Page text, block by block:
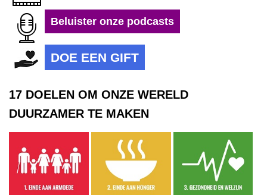
Beluister onze podcasts
DOE EEN GIFT
17 DOELEN OM ONZE WERELD
DUURZAMER TE MAKEN